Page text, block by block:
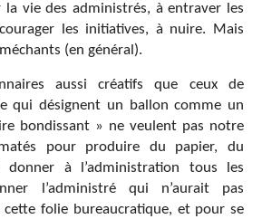
vie des administrés, à entraver les
les initiatives, à nuire. Mais
(en général).
aussi créatifs que ceux de
qui désignent un ballon comme un
bondissant » ne veulent pas notre
pour produire du papier, du
à l’administration tous les
l’administré qui n’aurait pas
folie bureaucratique, et pour se